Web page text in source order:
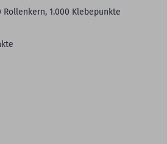
1.000 Klebepunkte